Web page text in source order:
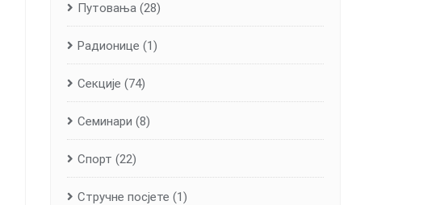
Путовања (28)
Радионице (1)
Секције (74)
Семинари (8)
Спорт (22)
Стручне посјете (1)